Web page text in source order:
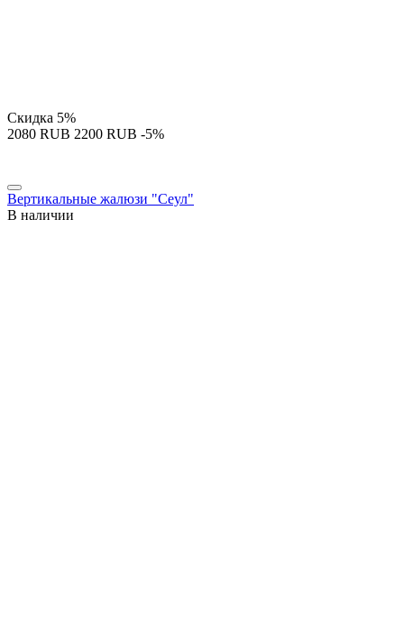
Скидка 5%
‍2080‍ RUB ‍2200‍ RUB -5%
Вертикальные жалюзи "Сеул"
В наличии